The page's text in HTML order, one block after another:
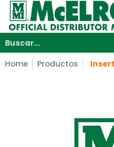
Saltar al contenido principal
Nosotros Servicios
Buscar...
Home Productos